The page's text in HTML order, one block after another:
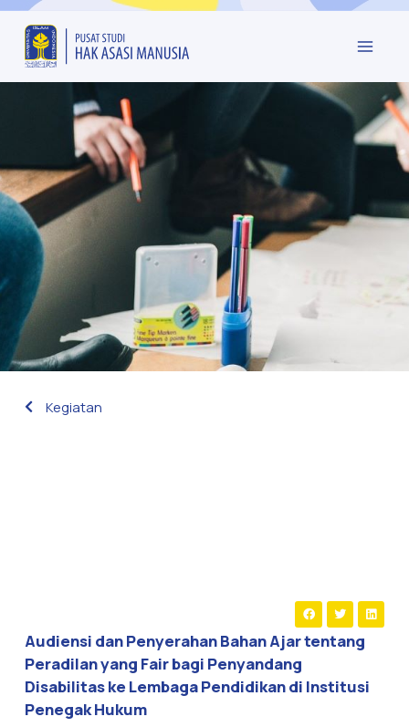
Kegiatan
Audiensi dan Penyerahan Bahan Ajar tentang
Peradilan yang Fair bagi Penyandang
Disabilitas ke Lembaga Pendidikan di Institusi
Penegak Hukum